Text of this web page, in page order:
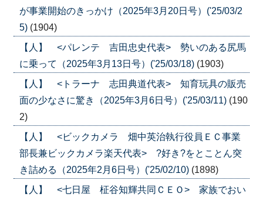
が事業開始のきっかけ（2025年3月20日号）('25/03/2
5) (1904)
【人】 <パレンテ 吉田忠史代表> 勢いのある尻馬
に乗って（2025年3月13日号）('25/03/18) (1903)
【人】 <トラーナ 志田典道代表> 知育玩具の販売
面の少なさに驚き（2025年3月6日号）('25/03/11) (190
2)
【人】 <ビックカメラ 畑中英治執行役員ＥＣ事業
部長兼ビックカメラ楽天代表> ?好き?をとことん突
き詰める（2025年2月6日号）('25/02/10) (1898)
【人】 <七日屋 柾谷知輝共同ＣＥＯ> 家族でおい